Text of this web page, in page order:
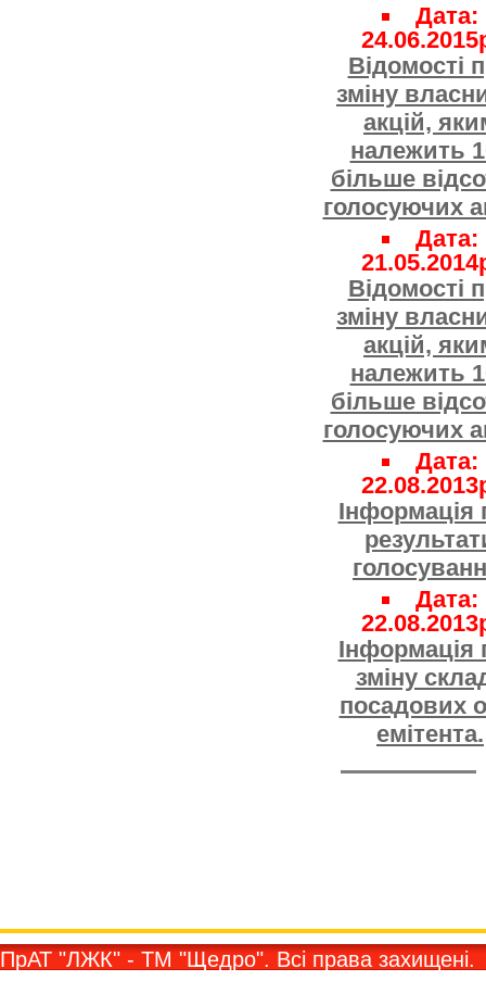
Дата:
Відомості
зміну
акцій,
належить
більше
голосуючих
Дата:
Відомості
зміну
акцій,
належить
більше
голосуючих
Дата:
Iнформація
Дата:
Iнформація
зміну
посадових
емітента.
ПрАТ "ЛЖК" - ТМ "Щедро". Всi права захищенi.